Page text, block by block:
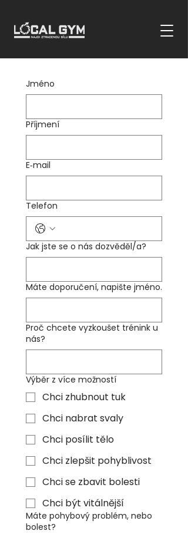
Jméno
Příjmení
E‑mail
Telefon
Jak jste se o nás dozvěděl/a?
Máte doporučení, napište jméno.
Proč chcete vyzkoušet trénink u
nás?
Výběr z více možností
Chci zhubnout tuk
Chci nabrat svaly
Chci posílit tělo
Chci zlepšit pohyblivost
Chci se zbavit bolesti
Chci být vitálnější
Máte pohybový problém, nebo
bolest?